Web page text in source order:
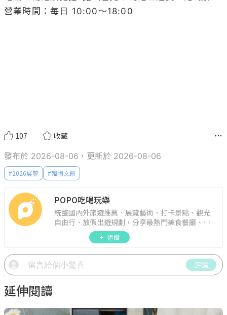
營業時間：每日 10:00～18:00
107 收藏
發布於 2026-08-06，更新於 2026-08-06
#2026展覽 #韓國文創
POPO吃喝玩樂
統整國內外旅遊推薦、展覽藝術、打卡景點、觀光
自由行、放假出遊規劃，分享最熱門美食餐廳、約
會聚餐、人氣甜點、速食手搖飲、3C科技、心理測
驗、星座運勢、生活雜貨、吃喝玩樂實用資訊。
追蹤
評論
延伸閱讀